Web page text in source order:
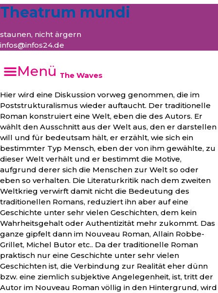
Theatrum mundi
staunen, nicht ärgern
infos@infos24.de
Menü
Virginia Woolf, The Waves
Hier wird eine Diskussion vorweg genommen, die im
Poststrukturalismus wieder auftaucht. Der traditionelle
Roman konstruiert eine Welt, eben die des Autors. Er
wählt den Ausschnitt aus der Welt aus, den er darstellen
will und für bedeutsam hält, er erzählt, wie sich ein
bestimmter Typ Mensch, eben der von ihm gewählte, zu
dieser Welt verhält und er bestimmt die Motive,
aufgrund derer sich die Menschen zur Welt so oder
eben so verhalten. Die Literaturkritik nach dem zweiten
Weltkrieg verwirft damit nicht die Bedeutung des
traditionellen Romans, reduziert ihn aber auf eine
Geschichte unter sehr vielen Geschichten, dem kein
Wahrheitsgehalt oder Authentizität mehr zukommt. Das
ganze gipfelt dann im Nouveau Roman, Allain Robbe-
Grillet, Michel Butor etc.. Da der traditionelle Roman
praktisch nur eine Geschichte unter sehr vielen
Geschichten ist, die Verbindung zur Realität eher dünn
bzw. eine ziemlich subjektive Angelegenheit, ist, tritt der
Autor im Nouveau Roman völlig in den Hintergrund, wird